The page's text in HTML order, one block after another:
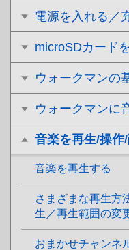
電源を入れる／
microSDカード
ウォークマンの
ウォークマンに
音楽を再生/操作
音楽を再生する
さまざまな再生方
生／再生範囲の変
おまかせチャンネ